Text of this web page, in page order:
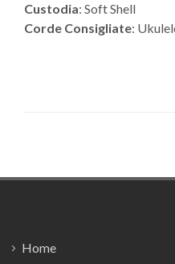
Custodia: Soft Shell
Corde Consigliate:
Home